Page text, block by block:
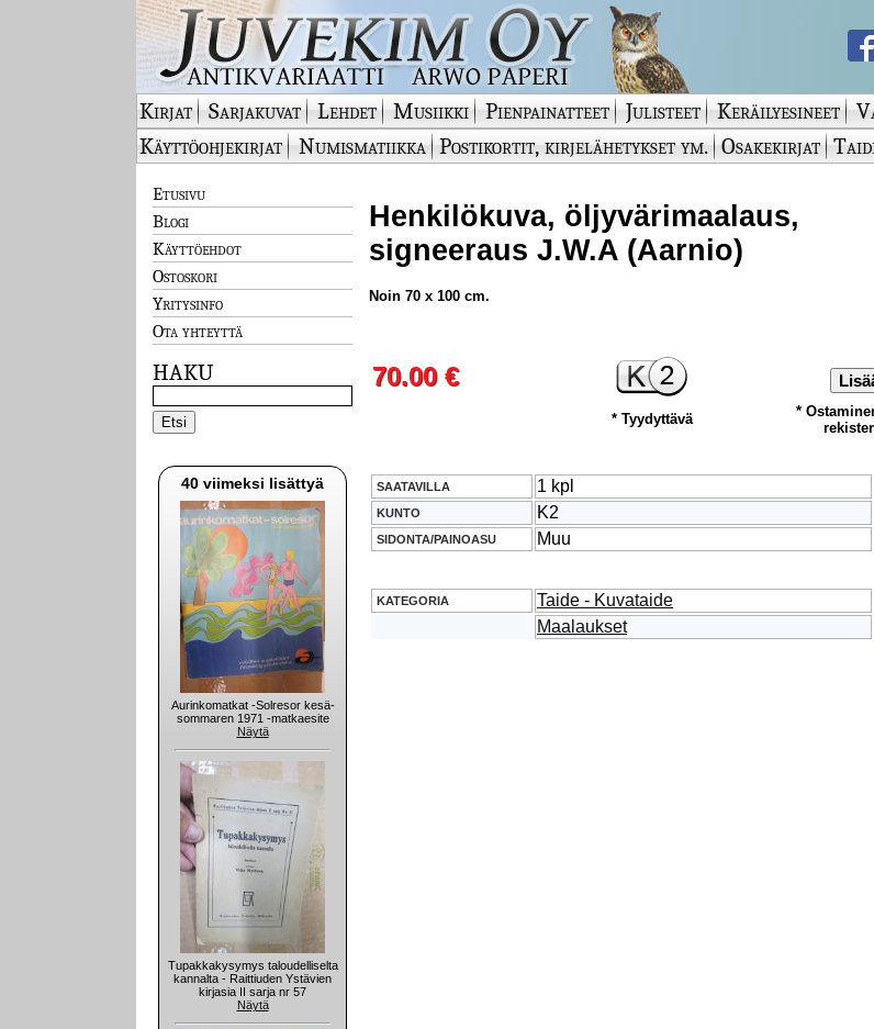
Kirjat Sarjakuvat Lehdet Musiikki Pienpainatteet Julisteet Keräilyesineet
Käyttöohjekirjat
Numismatiikka Postikortit, kirjelähetykset ym. Osakekirjat
Etusivu
Blogi
Käyttöehdot
Ostoskori
Yritysinfo
Ota yhteyttä
HAKU
40 viimeksi lisättyä
Aurinkomatkat -Solresor kesä-
sommaren 1971 -matkaesite
Näytä
Tupakkakysymys taloudelliselta
kannalta - Raittiuden Ystävien
kirjasia II sarja nr 57
Näytä
Henkilökuva, öljyvärimaalaus,
signeeraus J.W.A (Aarnio)
Noin 70 x 100 cm.
70.00 €
* Tyydyttävä
*
SAATAVILLA 1 kpl
KUNTO K2
SIDONTA/PAINOASU Muu
KATEGORIA
Taide - Kuvataide
Maalaukset